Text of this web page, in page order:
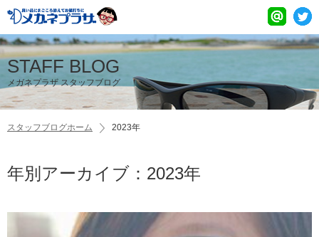
STAFF BLOG
メガネプラザ スタッフブログ
スタッフブログホーム 2023年
年別アーカイブ：2023年